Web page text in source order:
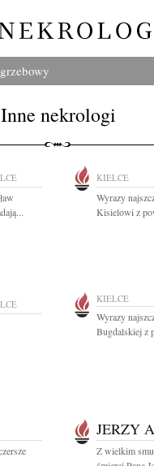
Inne nekrologi
KIELCE
Wyrazy
Kisielowi z
KIELCE
Wyrazy
Bugdalskiej z
JERZY
Z wielkim